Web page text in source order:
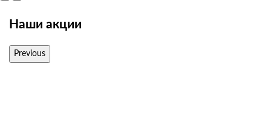
Наши акции
Previous